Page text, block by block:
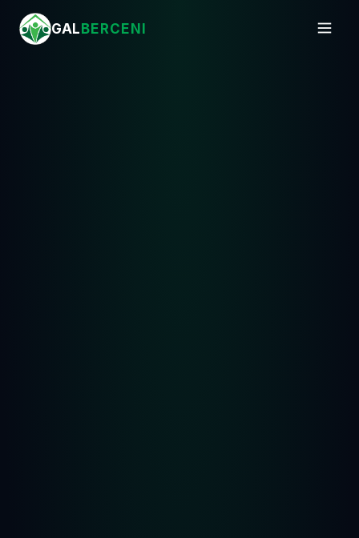
GALBERCENI